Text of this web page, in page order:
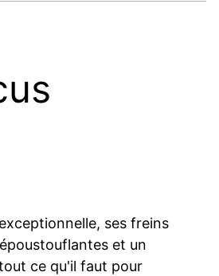
ses freins
et un
ce qu'il faut pour